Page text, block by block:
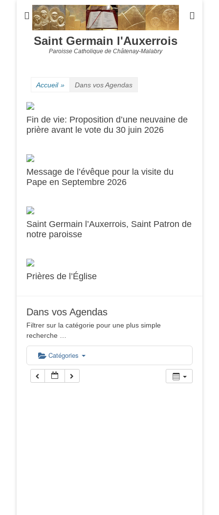
Saint Germain l'Auxerrois
Paroisse Catholique de Châtenay-Malabry
Accueil » Dans vos Agendas
Fin de vie: Proposition d’une neuvaine de
prière avant le vote du 30 juin 2026
Message de l’évêque pour la visite du
Pape en Septembre 2026
Saint Germain l’Auxerrois, Saint Patron de
notre paroisse
Prières de l’Église
Dans vos Agendas
Filtrer sur la catégorie pour une plus simple
recherche …
Catégories